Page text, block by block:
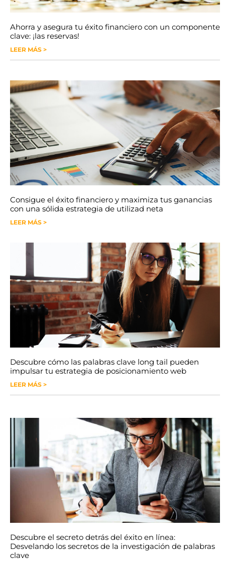
Ahorra y asegura tu éxito financiero con un componente
clave: ¡las reservas!
LEER MÁS >
Consigue el éxito financiero y maximiza tus ganancias
con una sólida estrategia de utilizad neta
LEER MÁS >
Descubre cómo las palabras clave long tail pueden
impulsar tu estrategia de posicionamiento web
LEER MÁS >
Descubre el secreto detrás del éxito en línea:
Desvelando los secretos de la investigación de palabras
clave